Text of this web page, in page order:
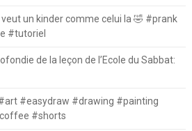
un kinder comme celui la 🤣 #prank
#tutoriel
de la leçon de l’Ecole du Sabbat:
#easydraw #drawing #painting
#shorts